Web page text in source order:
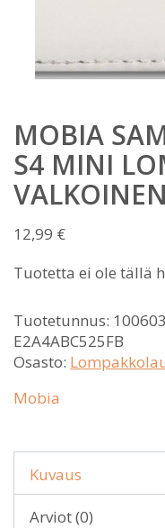
MOBIA
S4 MINI
VALKOINEN
12,99 €
Tuotetta ei ole tällä
Tuotetunnus:
E2A4ABC525FB
Osasto:
Mobia
Kuvaus
Arviot (0)